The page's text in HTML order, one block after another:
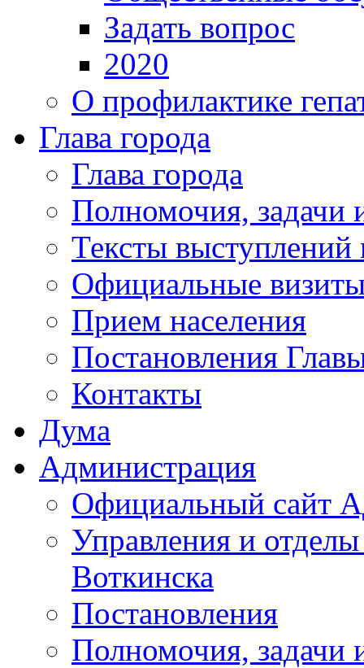
Задать вопрос
2020
О профилактике
Глава города
Глава города
Полномочия, задачи
Тексты выступлений
Официальные
Прием населения
Постановления
Контакты
Дума
Администрация
Официальный сайт
Управления и
Воткинска
Постановления
Полномочия, задачи